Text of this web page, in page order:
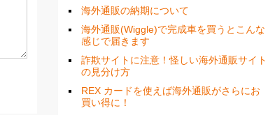
海外通販の納期について
海外通販(Wiggle)で完成車を買うとこんな
感じで届きます
詐欺サイトに注意！怪しい海外通販サイト
の見分け方
REX カードを使えば海外通販がさらにお
買い得に！